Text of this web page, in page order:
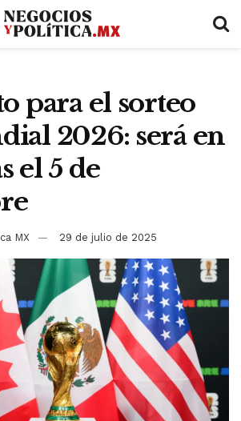
para el sorteo
2026: será en
el 5 de
MX 29 de julio de 2025